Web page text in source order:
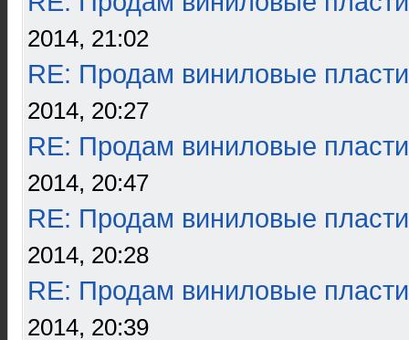
2014, 21:02
RE: Продам виниловые
2014, 20:27
RE: Продам виниловые
2014, 20:47
RE: Продам виниловые
2014, 20:28
RE: Продам виниловые
2014, 20:39